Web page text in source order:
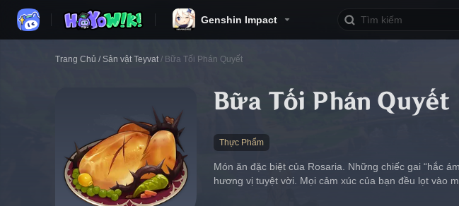
Genshin Impact
Trang Chủ / Sản vật Teyvat / Bữa Tối Phán Quyết
Bữa Tối Phán Quyết
Thực Phẩm
Món ăn đặc biệt của Rosaria. Những chiếc gai “hắc
hương vị tuyệt vời. Mọi cảm xúc của bạn đều lọt vào